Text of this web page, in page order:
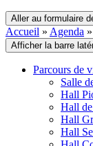
Aller au formulaire
Accueil » Agenda »
Afficher la barre
Parcours de
Salle
Hall
Hall
Hall
Hall